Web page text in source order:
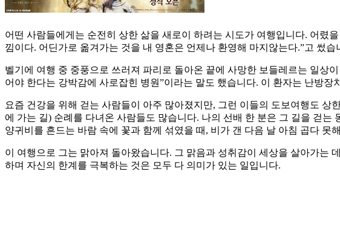
어떤 사람들에게는 순전히 상한 삶을 새로이 하려는 시도가 여행입니다. 어렸
낌이다. 어딘가로 옮겨가는 것을 내 영혼은 언제나 환영해 마지않는다.”고 썼습
벨기에 여행 중 중풍으로 쓰러져 파리로 돌아온 끝에 사망한 보들레르는 일상
어야 한다는 강박감에 사로잡힌 병원”이라는 말도 했습니다. 이 환자는 난방
요즘 건강을 위해 걷는 사람들이 아주 많아졌지만, 그런 이들의 도보여행도 상
에 가는 길) 순례를 다녀온 사람들도 많습니다. 나의 선배 한 분은 그 길을 걷
양귀비를 흔드는 바람 속에 꽃과 함께 섞였을 때, 비가 갠 다음 날 아침 곱다
이 여행으로 그는 맑아져 돌아왔습니다. 그 맑음과 성취감이 세상을 살아가는
하며 자신의 한계를 극복하는 것은 모두 다 의미가 있는 일입니다.